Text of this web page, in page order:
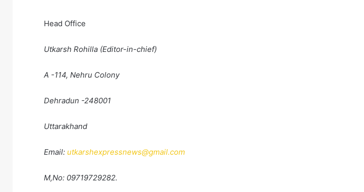
Head Office
Utkarsh Rohilla (Editor-in-chief)
A -114, Nehru Colony
Dehradun -248001
Uttarakhand
Email: utkarshexpressnews@gmail.com
M,No: 09719729282.